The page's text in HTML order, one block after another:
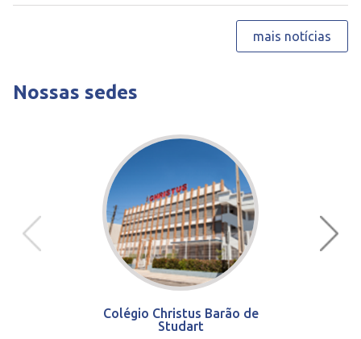
mais notícias
Nossas sedes
Colégio Christus Barão de
Studart